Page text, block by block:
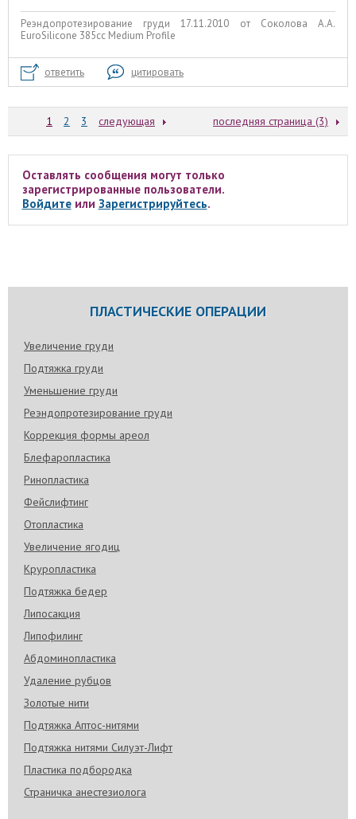
Реэндопротезирование груди 17.11.2010 от Соколова А.А.
EuroSilicone 385сс Medium Profile
ответить цитировать
1 2 3 следующая последняя страница (3)
Оставлять сообщения могут только
зарегистрированные пользователи.
Войдитеили Зарегистрируйтесь.
ПЛАСТИЧЕСКИЕ ОПЕРАЦИИ
Увеличение груди
Подтяжка груди
Уменьшение груди
Реэндопротезирование груди
Коррекция формы ареол
Блефаропластика
Ринопластика
Фейслифтинг
Отопластика
Увеличение ягодиц
Круропластика
Подтяжка бедер
Липосакция
Липофилинг
Абдоминопластика
Удаление рубцов
Золотые нити
Подтяжка Аптос-нитями
Подтяжка нитями Силуэт-Лифт
Пластика подбородка
Страничка анестезиолога